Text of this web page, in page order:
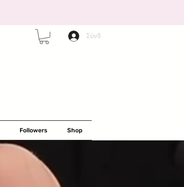
Σύνδεση
Followers Shop